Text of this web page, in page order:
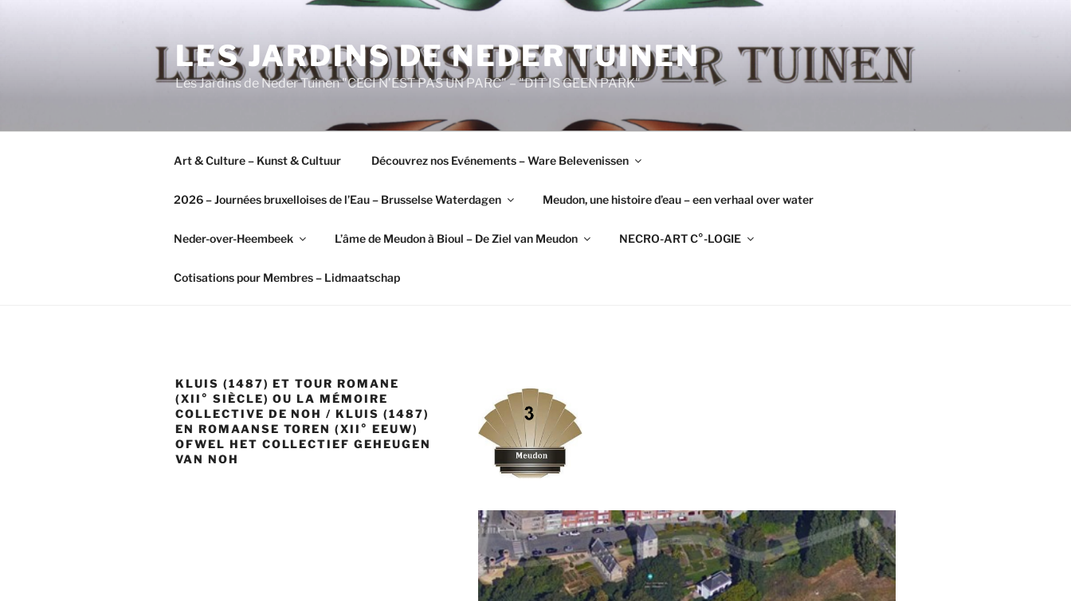
LES JARDINS DE NEDER TUINEN
Les Jardins de Neder Tuinen "CECI N’EST PAS UN PARC" – "DIT IS GEEN PARK"
Art & Culture – Kunst & Cultuur Découvrez nos Evénements – Ware Belevenissen
2026 – Journées bruxelloises de l’Eau – Brusselse Waterdagen Meudon, une histoire d’eau – een verhaal over water
Neder-over-Heembeek L’âme de Meudon à Bioul – De Ziel van Meudon NECRO-ART C°-LOGIE
Cotisations pour Membres – Lidmaatschap
KLUIS (1487) ET TOUR ROMANE
(XII° SIÈCLE) OU LA MÉMOIRE
COLLECTIVE DE NOH / KLUIS (1487)
EN ROMAANSE TOREN (XII° EEUW)
OFWEL HET COLLECTIEF GEHEUGEN
VAN NOH